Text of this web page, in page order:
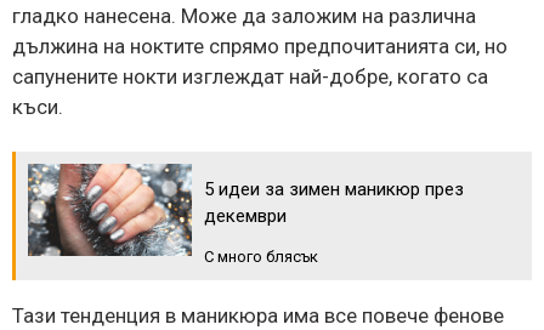
гладко нанесена. Може да заложим на различна
дължина на ноктите спрямо предпочитанията си, но
сапунените нокти изглеждат най-добре, когато са
къси.
5 идеи за зимен маникюр през
декември
С много блясък
Тази тенденция в маникюра има все повече фенове